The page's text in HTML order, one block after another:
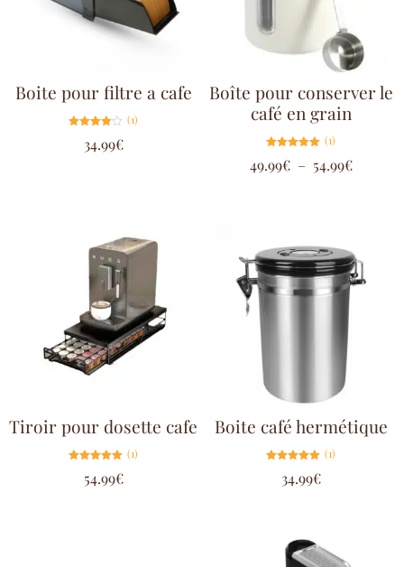
Boite pour filtre a cafe
4.00
sur 5
(1)
34.99€
Boîte pour conserver le
café en grain
5.00
sur 5
(1)
49.99€ – 54.99€
Tiroir pour dosette cafe
5.00
sur 5
(1)
54.99€
Boite café hermétique
5.00
sur 5
(1)
34.99€